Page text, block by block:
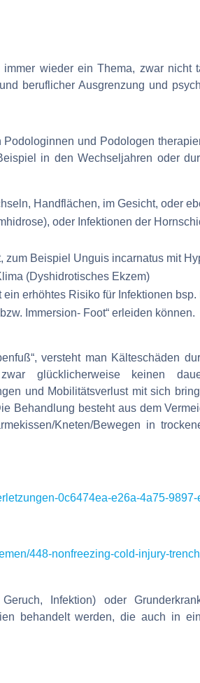
wieder ein Thema, zwar nicht
beruflicher Ausgrenzung und
und Podologen
in den Wechseljahren oder
Handflächen, im Gesicht, oder
oder Infektionen der
Beispiel Unguis incarnatus mit
(Dyshidrotisches Ekzem)
erhöhtes Risiko für Infektionen bsp.
Immersion- Foot“ erleiden können.
versteht man Kälteschäden
glücklicherweise keinen
und Mobilitätsverlust mit sich
Behandlung besteht aus dem
Kneten/Bewegen in
0c6474ea-e26a-4a75-
448-nonfreezing-cold-injury-
Infektion) oder
behandelt werden, die auch in